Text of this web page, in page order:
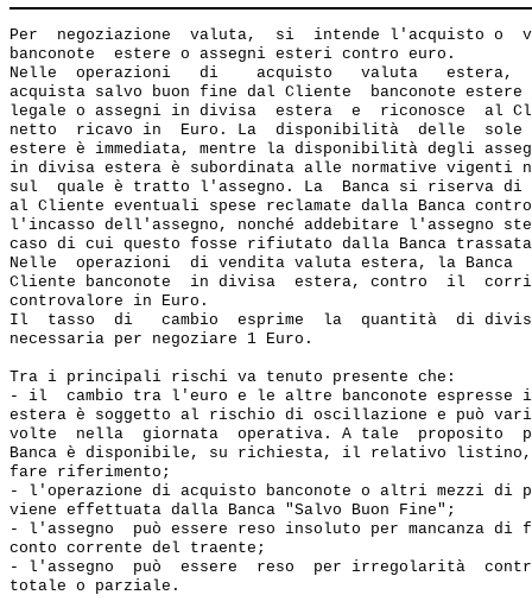
Per  negoziazione  valuta,  si  intende l'acquisto o
banconote  estere o assegni esteri contro euro.
Nelle  operazioni   di    acquisto   valuta   estera,
acquista salvo buon fine dal Cliente  banconote
legale o assegni in divisa  estera  e  riconosce  al
netto  ricavo in  Euro. La  disponibilità  delle  sole
estere è immediata, mentre la disponibilità degli
in divisa estera è subordinata alle normative vigenti
sul  quale è tratto l'assegno. La  Banca si riserva di
al Cliente eventuali spese reclamate dalla Banca
l'incasso dell'assegno, nonché addebitare l'assegno
caso di cui questo fosse rifiutato dalla Banca
Nelle  operazioni  di vendita valuta estera, la Banca
Cliente banconote  in divisa  estera, contro  il
controvalore in Euro.
Il  tasso  di   cambio  esprime  la  quantità  di
necessaria per negoziare 1 Euro.
Tra i principali rischi va tenuto presente che:
- il  cambio tra l'euro e le altre banconote espresse
estera è soggetto al rischio di oscillazione e può
volte  nella  giornata  operativa. A tale  proposito
Banca è disponibile, su richiesta, il relativo
fare riferimento;
- l'operazione di acquisto banconote o altri mezzi di
viene effettuata dalla Banca "Salvo Buon Fine";
- l'assegno  può essere reso insoluto per mancanza di
conto corrente del traente;
- l'assegno  può  essere  reso  per irregolarità
totale o parziale.